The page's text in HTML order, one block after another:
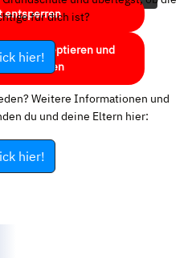
entsperren
akzeptieren und
entsperren
für dich ist?
hier!
Weitere Informationen und
du und deine Eltern hier:
hier!